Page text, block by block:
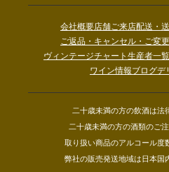
会社概要店舗ご来店配送・
ご返品・キャンセル・ご変更
ヴィンテージチャート 生産者一覧
ワイン情報ブログデ
二十歳未満の方の飲酒は法
二十歳未満の方の酒類のご
取り扱い商品のアルコール度
弊社の販売発送地域は日本国